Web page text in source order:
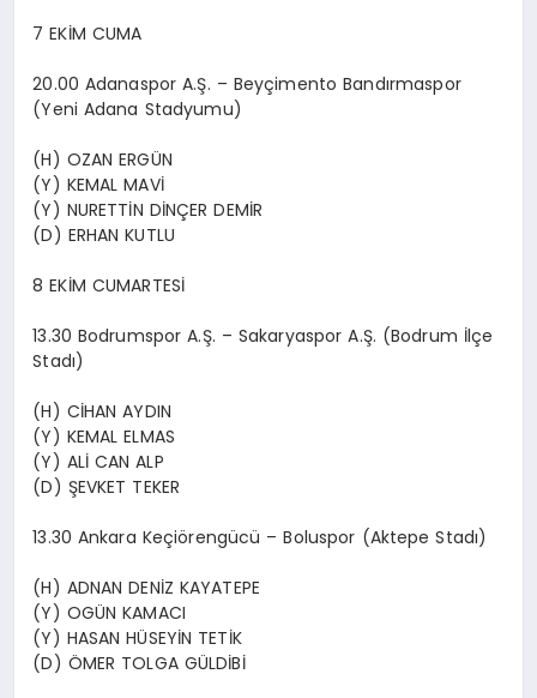
7 EKİM CUMA
20.00 Adanaspor A.Ş. – Beyçimento Bandırmaspor
(Yeni Adana Stadyumu)
(H) OZAN ERGÜN
(Y) KEMAL MAVİ
(Y) NURETTİN DİNÇER DEMİR
(D) ERHAN KUTLU
8 EKİM CUMARTESİ
13.30 Bodrumspor A.Ş. – Sakaryaspor A.Ş. (Bodrum İlçe
Stadı)
(H) CİHAN AYDIN
(Y) KEMAL ELMAS
(Y) ALİ CAN ALP
(D) ŞEVKET TEKER
13.30 Ankara Keçiörengücü – Boluspor (Aktepe Stadı)
(H) ADNAN DENİZ KAYATEPE
(Y) OGÜN KAMACI
(Y) HASAN HÜSEYİN TETİK
(D) ÖMER TOLGA GÜLDİBİ